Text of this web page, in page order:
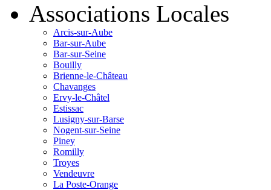
Associations Locales
Arcis-sur-Aube
Bar-sur-Aube
Bar-sur-Seine
Bouilly
Brienne-le-Château
Chavanges
Ervy-le-Châtel
Estissac
Lusigny-sur-Barse
Nogent-sur-Seine
Piney
Romilly
Troyes
Vendeuvre
La Poste-Orange